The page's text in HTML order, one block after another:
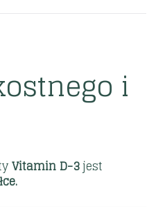
i
Vitamin D-3jest